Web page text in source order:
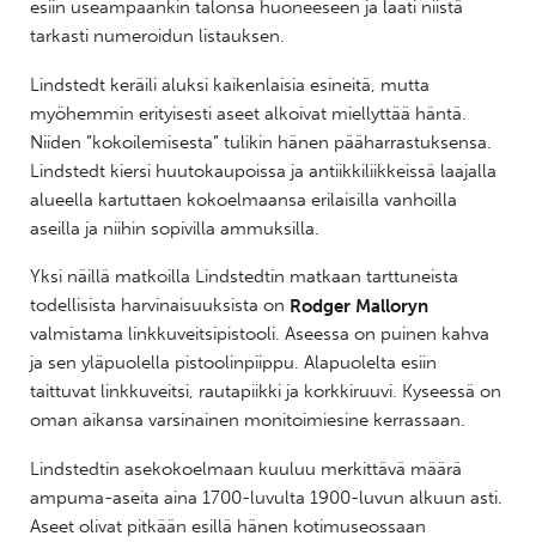
esiin useampaankin talonsa huoneeseen ja laati niistä
tarkasti numeroidun listauksen.
Lindstedt keräili aluksi kaikenlaisia esineitä, mutta
myöhemmin erityisesti aseet alkoivat miellyttää häntä.
Niiden ”kokoilemisesta” tulikin hänen pääharrastuksensa.
Lindstedt kiersi huutokaupoissa ja antiikkiliikkeissä laajalla
alueella kartuttaen kokoelmaansa erilaisilla vanhoilla
aseilla ja niihin sopivilla ammuksilla.
Yksi näillä matkoilla Lindstedtin matkaan tarttuneista
todellisista harvinaisuuksista on Rodger Malloryn
valmistama linkkuveitsipistooli. Aseessa on puinen kahva
ja sen yläpuolella pistoolinpiippu. Alapuolelta esiin
taittuvat linkkuveitsi, rautapiikki ja korkkiruuvi. Kyseessä on
oman aikansa varsinainen monitoimiesine kerrassaan.
Lindstedtin asekokoelmaan kuuluu merkittävä määrä
ampuma-aseita aina 1700-luvulta 1900-luvun alkuun asti.
Aseet olivat pitkään esillä hänen kotimuseossaan